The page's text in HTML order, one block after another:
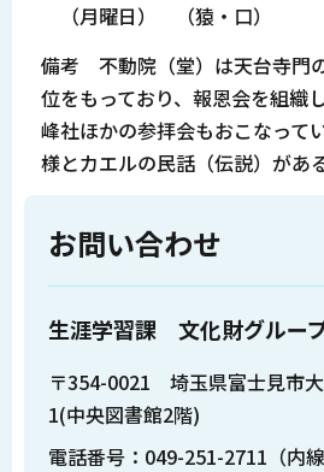
（月曜日） （猿・口）
備考 不動院（堂）は天台寺門
位をもっており、報恩会を組織
峰社ほかの参拝会もおこなって
様とカエルの民話（伝説）がある
お問い合わせ
生涯学習課 文化財グルー
〒354-0021 埼玉県富士見市
1(中央図書館2階)
電話番号：049-251-2711（内線